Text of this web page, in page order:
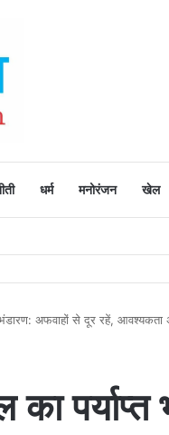
धर्म मनोरंजन खेल
में उत्साह, नैनो डीएपी और नैनो
अफवाहों से दूर रहें,
पर्याप्त